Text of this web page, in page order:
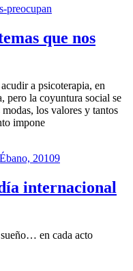
que nos
a psicoterapia, en
pero la coyuntura social se
los valores y tantos
impone
internacional
en cada acto